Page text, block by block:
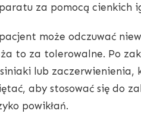
za pomocą cienkich
może odczuwać
to za tolerowalne. Po
lub zaczerwienienia,
aby stosować się do
powikłań.